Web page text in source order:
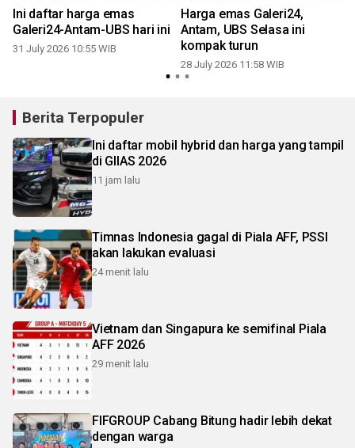
Ini daftar harga emas
Galeri24-Antam-UBS hari ini
31 July 2026 10:55 WIB
Harga emas Galeri24,
Antam, UBS Selasa ini
kompak turun
28 July 2026 11:58 WIB
Berita Terpopuler
Ini daftar mobil hybrid dan harga yang tampil
di GIIAS 2026
11 jam lalu
Timnas Indonesia gagal di Piala AFF, PSSI
akan lakukan evaluasi
24 menit lalu
Vietnam dan Singapura ke semifinal Piala
AFF 2026
29 menit lalu
FIFGROUP Cabang Bitung hadir lebih dekat
dengan warga